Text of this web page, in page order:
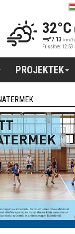
32°C
7.13 km/h
Frissítve: 12:53
PROJEKTEK